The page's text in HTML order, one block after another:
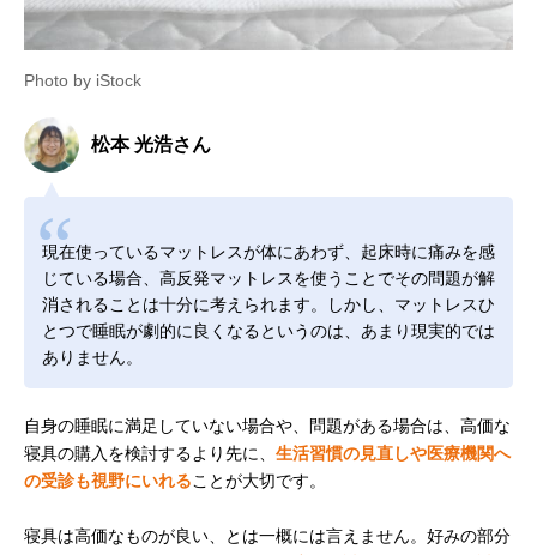
Photo by iStock
松本 光浩さん
現在使っているマットレスが体にあわず、起床時に痛みを感
じている場合、高反発マットレスを使うことでその問題が解
消されることは十分に考えられます。しかし、マットレスひ
とつで睡眠が劇的に良くなるというのは、あまり現実的では
ありません。
自身の睡眠に満足していない場合や、問題がある場合は、高価な
寝具の購入を検討するより先に、 生活習慣の見直しや医療機関へ
の受診も視野にいれることが大切です。
寝具は高価なものが良い、とは一概には言えません。好みの部分